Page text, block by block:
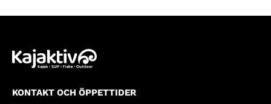
KONTAKT OCH ÖPPETTIDER